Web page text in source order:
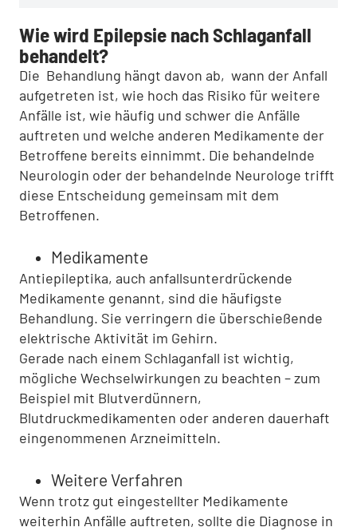
Wie wird Epilepsie nach Schlaganfall
behandelt?
Die Behandlung hängt davon ab, wann der Anfall
aufgetreten ist, wie hoch das Risiko für weitere
Anfälle ist, wie häufig und schwer die Anfälle
auftreten und welche anderen Medikamente der
Betroffene bereits einnimmt. Die behandelnde
Neurologin oder der behandelnde Neurologe trifft
diese Entscheidung gemeinsam mit dem
Betroffenen.
Medikamente
Antiepileptika, auch anfallsunterdrückende
Medikamente genannt, sind die häufigste
Behandlung. Sie verringern die überschießende
elektrische Aktivität im Gehirn.
Gerade nach einem Schlaganfall ist wichtig,
mögliche Wechselwirkungen zu beachten – zum
Beispiel mit Blutverdünnern,
Blutdruckmedikamenten oder anderen dauerhaft
eingenommenen Arzneimitteln.
Weitere Verfahren
Wenn trotz gut eingestellter Medikamente
weiterhin Anfälle auftreten, sollte die Diagnose in